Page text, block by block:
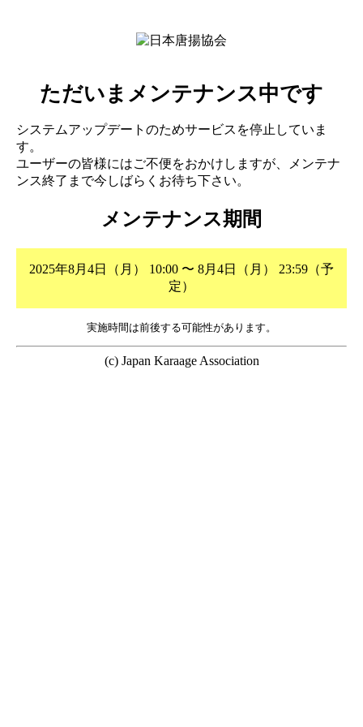
ただいまメンテナンス中です
システムアップデートのためサービスを停止していま
す。
ユーザーの皆様にはご不便をおかけしますが、メンテナ
ンス終了まで今しばらくお待ち下さい。
メンテナンス期間
2025年8月4日（月） 10:00 〜 8月4日（月） 23:59（予
定）
実施時間は前後する可能性があります。
(c) Japan Karaage Association